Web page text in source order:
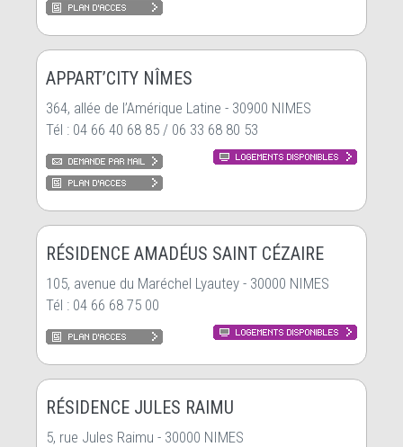
APPART’CITY NÎMES
364, allée de l’Amérique Latine - 30900 NIMES
Tél : 04 66 40 68 85 / 06 33 68 80 53
RÉSIDENCE AMADÉUS SAINT CÉZAIRE
105, avenue du Maréchel Lyautey - 30000 NIMES
Tél : 04 66 68 75 00
RÉSIDENCE JULES RAIMU
5, rue Jules Raimu - 30000 NIMES